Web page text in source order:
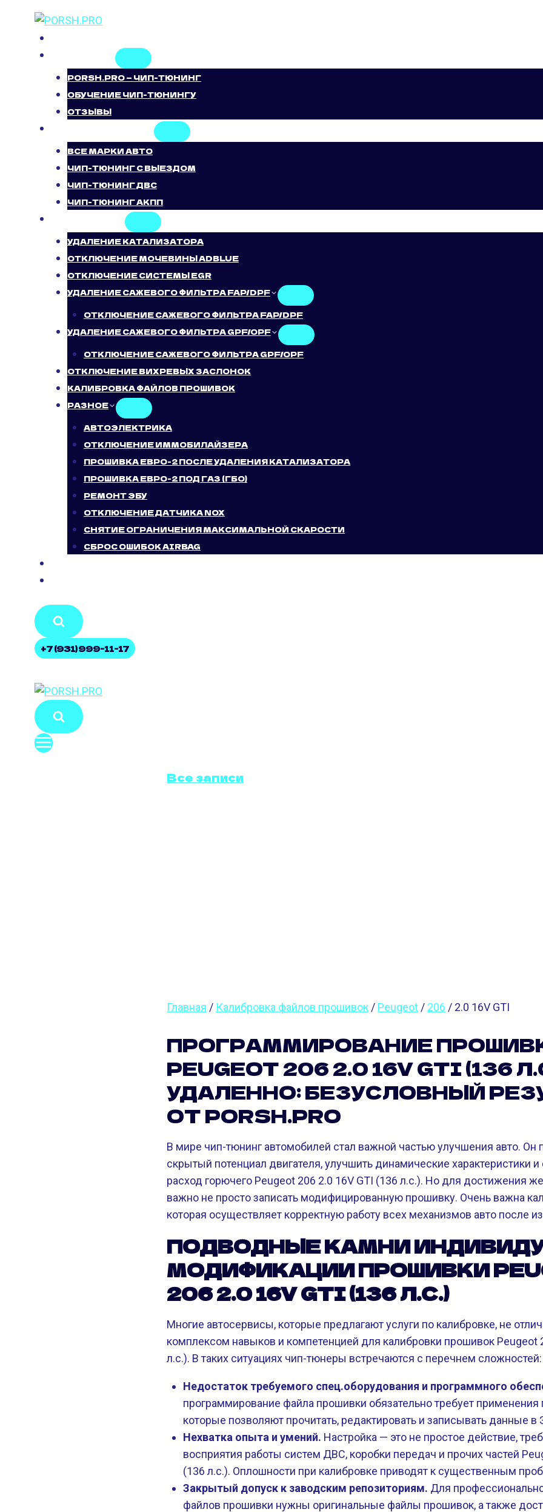
содержимому
PORSH.PRO — ЧИП-ТЮНИНГ
ОБУЧЕНИЕ ЧИП-ТЮНИНГУ
ОТЗЫВЫ
ВСЕ МАРКИ АВТО
ЧИП-ТЮНИНГ С ВЫЕЗДОМ
ЧИП-ТЮНИНГ ДВС
ЧИП-ТЮНИНГ АКПП
УДАЛЕНИЕ КАТАЛИЗАТОРА
ОТКЛЮЧЕНИЕ МОЧЕВИНЫ ADBLUE
ОТКЛЮЧЕНИЕ СИСТЕМЫ EGR
УДАЛЕНИЕ САЖЕВОГО ФИЛЬТРА FAP/DPF
ОТКЛЮЧЕНИЕ САЖЕВОГО ФИЛЬТРА FAP/DPF
УДАЛЕНИЕ САЖЕВОГО ФИЛЬТРА GPF/OPF
ОТКЛЮЧЕНИЕ САЖЕВОГО ФИЛЬТРА GPF/OPF
ОТКЛЮЧЕНИЕ ВИХРЕВЫХ ЗАСЛОНОК
КАЛИБРОВКА ФАЙЛОВ ПРОШИВОК
РАЗНОЕ
АВТОЭЛЕКТРИКА
ОТКЛЮЧЕНИЕ ИММОБИЛАЙЗЕРА
ПРОШИВКА ЕВРО-2 ПОСЛЕ УДАЛЕНИЯ КАТАЛИЗАТОРА
ПРОШИВКА ЕВРО-2 ПОД ГАЗ (ГБО)
РЕМОНТ ЭБУ
ОТКЛЮЧЕНИЕ ДАТЧИКА NOX
СНЯТИЕ ОГРАНИЧЕНИЯ МАКСИМАЛЬНОЙ СКАРОСТИ
СБРОС ОШИБОК AIRBAG
+7 (931) 999-11-17
Все записи
Главная / Калибровка файлов прошивок / Peugeot / 206 / 2.0 16V GTI
ПРОГРАММИРОВАНИЕ
PEUGEOT 206 2.0 16V GTI (136
УДАЛЕННО: БЕЗУСЛОВНЫЙ
ОТ PORSH.PRO
В мире чип-тюнинг автомобилей стал важной частью улучшения авто. Он
скрытый потенциал двигателя, улучшить динамические характеристики
расход горючего Peugeot 206 2.0 16V GTI (136 л.с.). Но для достижения
важно не просто записать модифицированную прошивку. Очень важна
которая осуществляет корректную работу всех механизмов авто после
ПОДВОДНЫЕ КАМНИ
МОДИФИКАЦИИ ПРОШИВКИ
206 2.0 16V GTI (136 Л.С.)
Многие автосервисы, которые предлагают услуги по калибровке, не
комплексом навыков и компетенцией для калибровки прошивок Peugeot
л.с.). В таких ситуациях чип-тюнеры встречаются с перечнем сложностей:
Недостаток требуемого спец.оборудования и программного
программирование файла прошивки обязательно требует применения
которые позволяют прочитать, редактировать и записывать данные
Нехватка опыта и умений. Настройка — это не простое действие,
восприятия работы систем ДВС, коробки передач и прочих частей
(136 л.с.). Оплошности при калибровке приводят к существенным
Закрытый допуск к заводским репозиториям. Для
файлов прошивки нужны оригинальные файлы прошивок, а также